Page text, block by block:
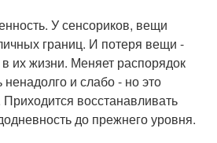
У сенсориков, вещи
границ. И потеря вещи -
их жизни. Меняет распорядок
и слабо - но это
восстанавливать
до прежнего уровня.